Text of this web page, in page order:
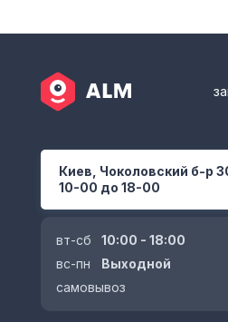
Киев, Чоколовский б-р
10-00 до 18-00
вт-сб
10:00 - 18:00
вс-пн
Выходной
самовывоз